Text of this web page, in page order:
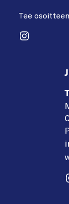
Tee
Instagram